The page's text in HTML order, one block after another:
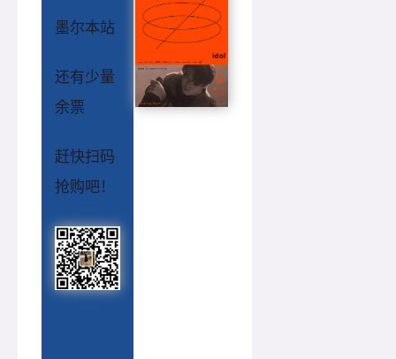
墨尔本站
还有少量
余票
赶快扫码
抢购吧！